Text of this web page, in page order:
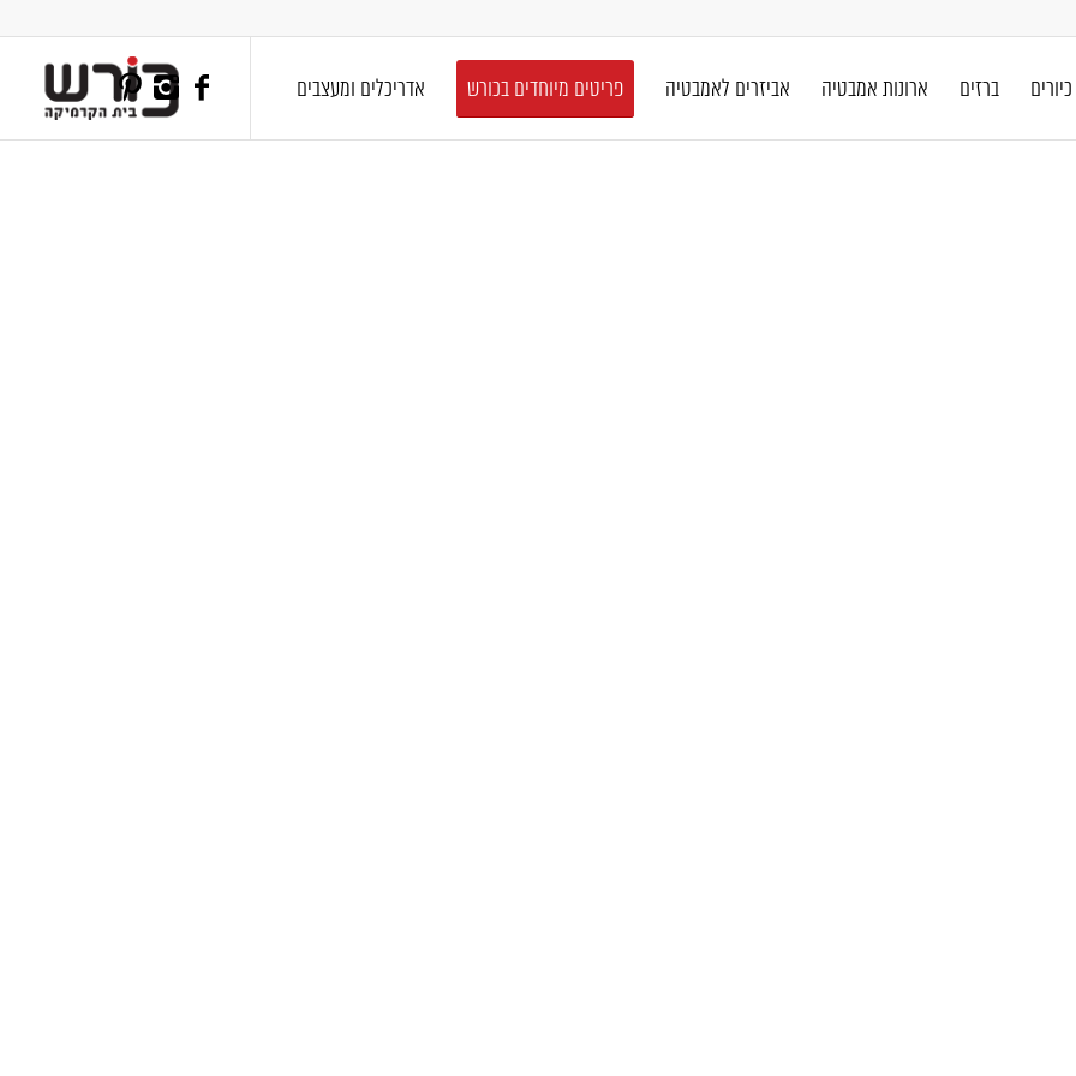
כיורים ברזים ארונות אמבטיה אביזרים לאמבטיה פריטים מיוחדים בכורש אדריכלים ומעצבים